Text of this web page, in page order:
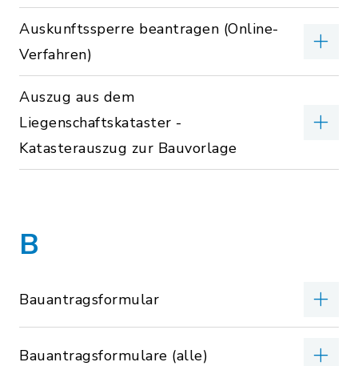
Auskunftssperre beantragen (Online-
Verfahren)
Auszug aus dem
Liegenschaftskataster -
Katasterauszug zur Bauvorlage
B
Bauantragsformular
Bauantragsformulare (alle)